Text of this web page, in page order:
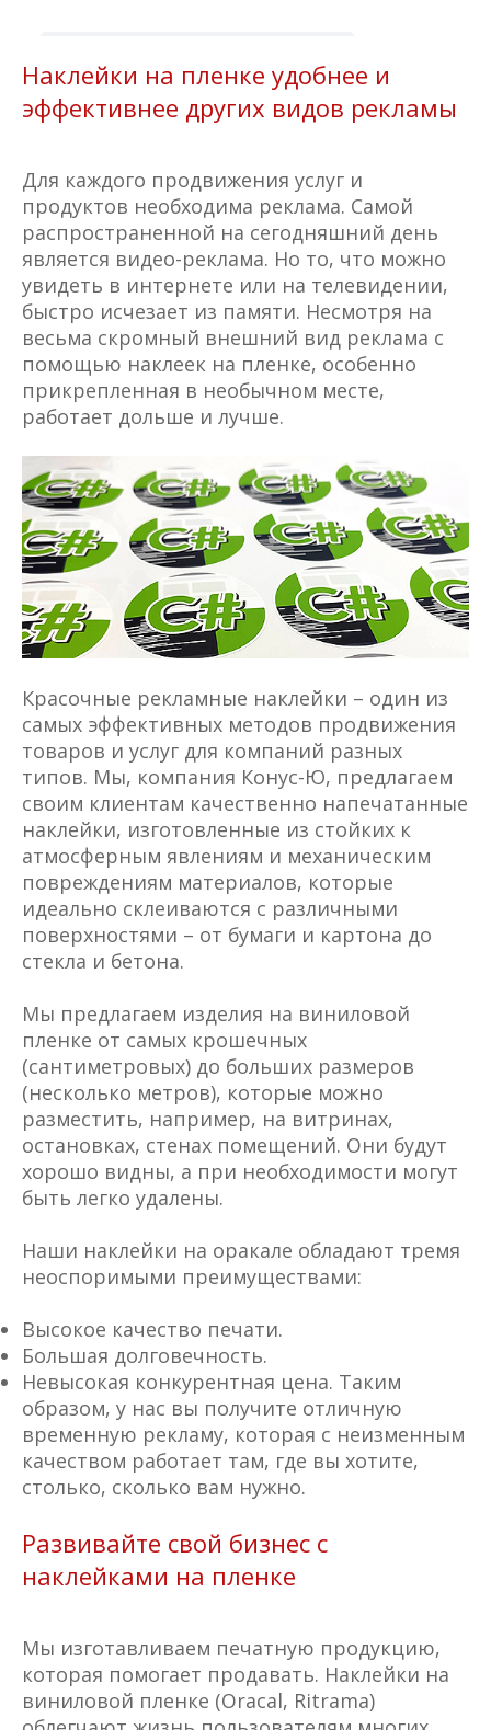
Наклейки на пленке удобнее и
эффективнее других видов рекламы
Для каждого продвижения услуг и
продуктов необходима реклама. Самой
распространенной на сегодняшний день
является видео-реклама. Но то, что можно
увидеть в интернете или на телевидении,
быстро исчезает из памяти. Несмотря на
весьма скромный внешний вид реклама с
помощью наклеек на пленке, особенно
прикрепленная в необычном месте,
работает дольше и лучше.
Красочные рекламные наклейки – один из
самых эффективных методов продвижения
товаров и услуг для компаний разных
типов. Мы, компания Конус-Ю, предлагаем
своим клиентам качественно напечатанные
наклейки, изготовленные из стойких к
атмосферным явлениям и механическим
повреждениям материалов, которые
идеально склеиваются с различными
поверхностями – от бумаги и картона до
стекла и бетона.
Мы предлагаем изделия на виниловой
пленке от самых крошечных
(сантиметровых) до больших размеров
(несколько метров), которые можно
разместить, например, на витринах,
остановках, стенах помещений. Они будут
хорошо видны, а при необходимости могут
быть легко удалены.
Наши наклейки на оракале обладают тремя
неоспоримыми преимуществами:
Высокое качество печати.
Большая долговечность.
Невысокая конкурентная цена. Таким
образом, у нас вы получите отличную
временную рекламу, которая с неизменным
качеством работает там, где вы хотите,
столько, сколько вам нужно.
Развивайте свой бизнес с
наклейками на пленке
Мы изготавливаем печатную продукцию,
которая помогает продавать. Наклейки на
виниловой пленке (Oracal, Ritrama)